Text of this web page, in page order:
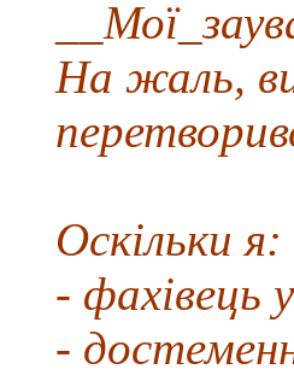
На жаль,
Оскільки я:
- фахівець
-